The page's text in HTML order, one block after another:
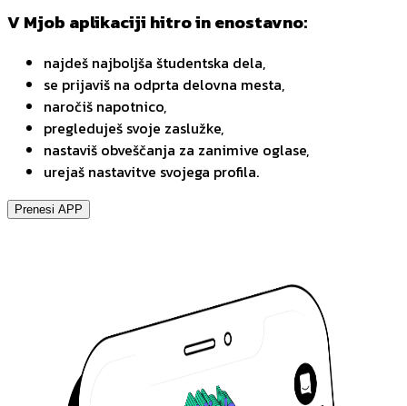
V Mjob aplikaciji hitro in enostavno:
najdeš najboljša študentska dela,
se prijaviš na odprta delovna mesta,
naročiš napotnico,
pregleduješ svoje zaslužke,
nastaviš obveščanja za zanimive oglase,
urejaš nastavitve svojega profila.
Prenesi APP